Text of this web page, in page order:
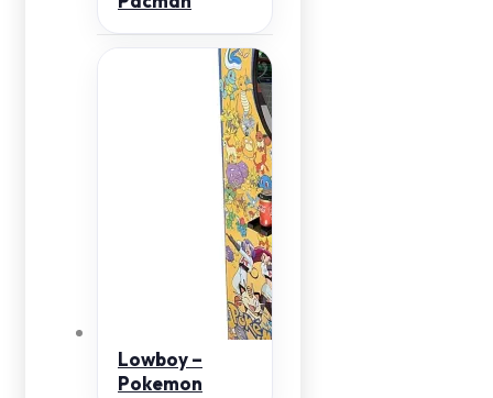
Lowboy –
Pokemon